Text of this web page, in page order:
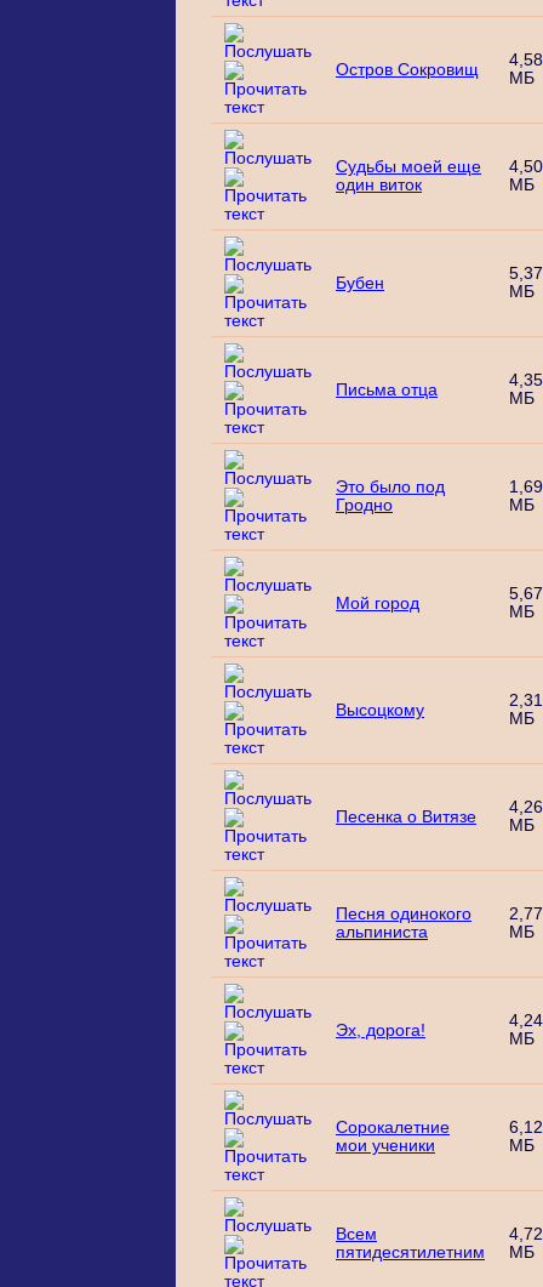
Остров Сокровищ
4,58
МБ
Судьбы моей еще
один виток
4,50
МБ
Бубен
5,37
МБ
Письма отца
4,35
МБ
Это было под
Гродно
1,69
МБ
Мой город
5,67
МБ
Высоцкому
2,31
МБ
Песенка о Витязе
4,26
МБ
Песня одинокого
альпиниста
2,77
МБ
Эх, дорога!
4,24
МБ
Сорокалетние
мои ученики
6,12
МБ
Всем
пятидесятилетним
4,72
МБ